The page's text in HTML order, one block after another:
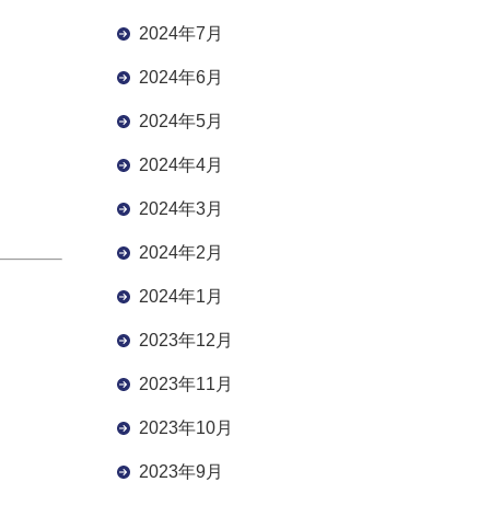
2024年7月
2024年6月
2024年5月
2024年4月
2024年3月
2024年2月
2024年1月
2023年12月
2023年11月
2023年10月
2023年9月